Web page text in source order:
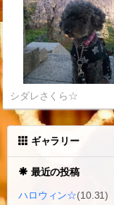
シダレさくら☆
ギャラリー
最近の投稿
ハロウィン☆(10.31)